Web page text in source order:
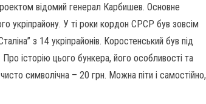
відомий генерал Карбишев. Основне
укріпрайону. У ті роки кордон СРСР був зовсім
з 14 укріпрайонів. Коростенський був під
історію цього бункера, його особливості та
символічна – 20 грн. Можна піти і самостійно,